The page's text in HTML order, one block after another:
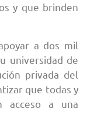
y que brinden
a dos mil
universidad de
privada del
que todas y
acceso a una